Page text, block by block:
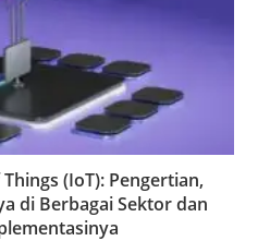
(IoT): Pengertian,
di Berbagai Sektor dan